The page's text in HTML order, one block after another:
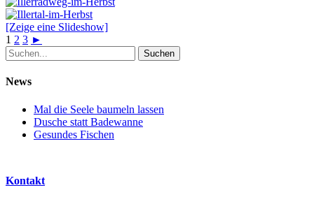
[Zeige eine Slideshow]
1 2 3 ►
Suche
nach:
News
Mal die Seele baumeln lassen
Dusche statt Badewanne
Gesundes Fischen
Kontakt